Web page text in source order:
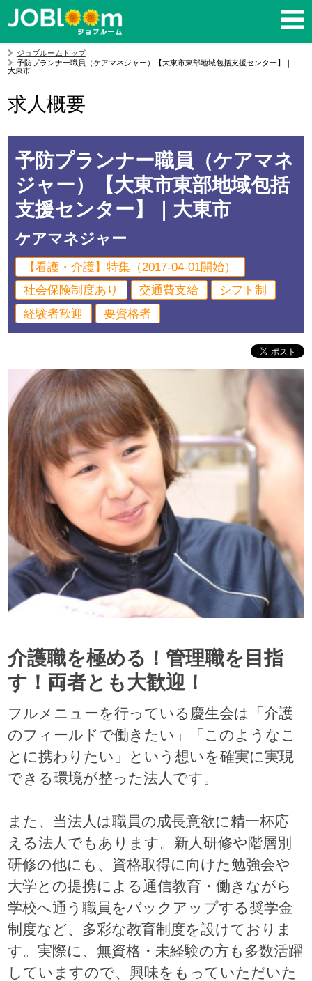
ジョブルームトップ
予防プランナー職員（ケアマネジャー）【大東市東部地域包括支援センター】｜
大東市
求人概要
予防プランナー職員（ケアマネ
ジャー）【大東市東部地域包括
支援センター】｜大東市
ケアマネジャー
【看護・介護】特集（2017-04-01開始）
社会保険制度あり
交通費支給
シフト制
経験者歓迎
要資格者
介護職を極める！管理職を目指
す！両者とも大歓迎！
フルメニューを行っている慶生会は「介護
のフィールドで働きたい」「このようなこ
とに携わりたい」という想いを確実に実現
できる環境が整った法人です。
また、当法人は職員の成長意欲に精一杯応
える法人でもあります。新人研修や階層別
研修の他にも、資格取得に向けた勉強会や
大学との提携による通信教育・働きながら
学校へ通う職員をバックアップする奨学金
制度など、多彩な教育制度を設けておりま
す。実際に、無資格・未経験の方も多数活躍
していますので、興味をもっていただいた